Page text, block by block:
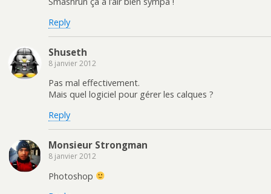
Reply
Shuseth
8 janvier 2012
Pas mal effectivement.
Mais quel logiciel pour gérer les calques ?
Reply
Monsieur Strongman
8 janvier 2012
Photoshop